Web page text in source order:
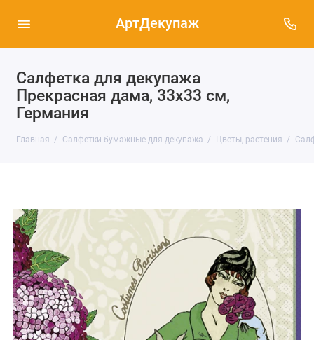
АртДекупаж
Салфетка для декупажа
Прекрасная дама, 33х33 см,
Германия
Главная Салфетки бумажные для декупажа Цветы, растения